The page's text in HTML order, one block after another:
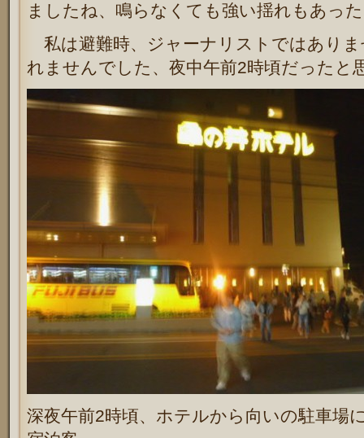
ましたね、鳴らなくても強い揺れもあっ
私は避難時、ジャーナリストではあり
れませんでした、夜中午前2時頃だったと
深夜午前2時頃、ホテルから向いの駐車場